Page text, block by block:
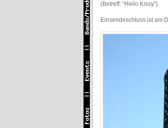
(Betreff: “Hello Kissy”).
Einsendeschluss ist am